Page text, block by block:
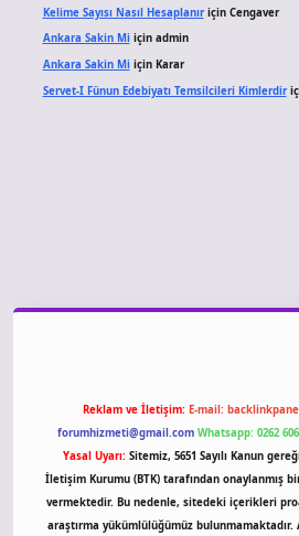
Kelime Sayısı Nasıl Hesaplanıriçin Cengaver
Ankara Sakin Miiçin admin
Ankara Sakin Miiçin Karar
Servet-I Fünun Edebiyatı Temsilcileri Kimlerdir
Reklam ve İletişim: E-mail:
forumhizmeti@gmail.com Whatsapp: 0262
Yasal Uyarı: Sitemiz, 5651 Sayılı Kanun
İletişim Kurumu (BTK) tarafından onaylanmış
vermektedir. Bu nedenle, sitedeki içerikleri
araştırma yükümlülüğümüz bulunmamaktadır.